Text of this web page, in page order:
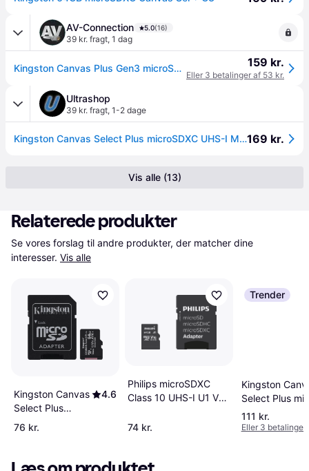
AV-Connection 5.0(16)
39 kr. fragt, 1 dag
Kingston Canvas Plus Gen3 microSD kort + SD adapter | 64 GB 159 kr.
Eller 3 betalinger af 53 kr.
Ultrashop
39 kr. fragt, 1-2 dage
Kingston Canvas Select Plus microSDXC UHS-I Memory Card 64GB 100MB/s.169 kr.
Vis alle (13)
Relaterede produkter
Se vores forslag til andre produkter, der matcher dine
interesser. Vis alle
Kingston Canvas
Select Plus
microSDXC
100MB/s 64GB
4.6
76 kr.
Philips microSDXC
Class 10 UHS-I U1 V10
adapter
74 kr.
Trender
Kingston
Select Plus
64GB
111 kr.
Eller 3 betalinger